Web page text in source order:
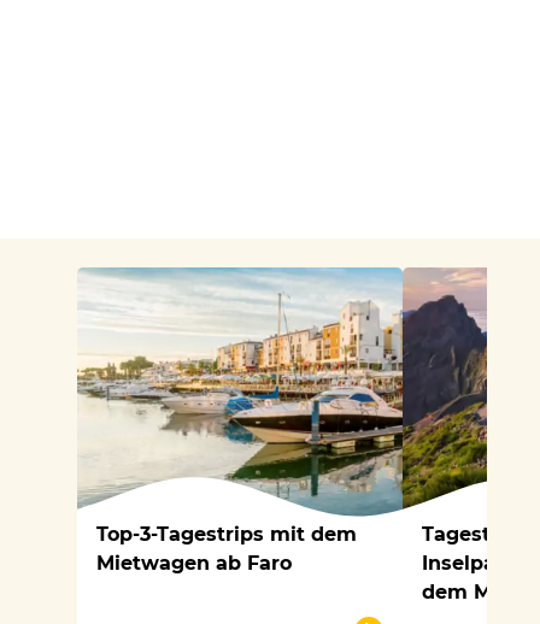
Top-3-Tagestrips mit dem
Mietwagen ab Faro
Tagestrips
dem